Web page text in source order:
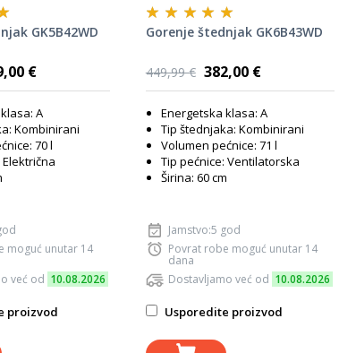
GK5B42WD
€
A
Kombinirani
70 l
moguć unutar 14
već od 10.08.2026
proizvod
Gorenje štednjak GK6B43WD
449,99 € 382,00 €
Energetska klasa: A
Tip štednjaka: Kombinirani
Volumen pećnice: 71 l
Tip pećnice: Ventilatorska
Širina: 60 cm
Jamstvo:5 god
Povrat robe moguć unutar 14
dana
Dostavljamo već od 10.08.2026
Usporedite proizvod